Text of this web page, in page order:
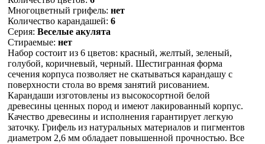
Многоцветный грифель: нет
Количество карандашей: 6
Серия: Веселые акулята
Cтираемые: нет
Набор состоит из 6 цветов: красный, желтый, зеленый,
голубой, коричневый, черный. Шестигранная форма
сечения корпуса позволяет не скатываться карандашу с
поверхности стола во время занятий рисованием.
Карандаши изготовлены из высокосортной белой
древесины ценных пород и имеют лакированный корпус.
Качество древесины и исполнения гарантирует легкую
заточку. Грифель из натуральных материалов и пигментов
диаметром 2,6 мм обладает повышенной прочностью. Все